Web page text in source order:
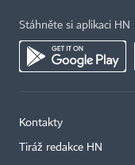
Stáhněte si aplikaci HN
Kontakty
Tiráž redakce HN